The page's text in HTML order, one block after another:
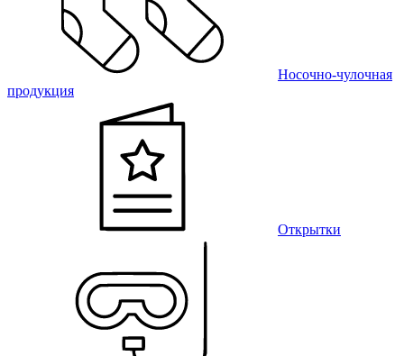
Носочно-чулочная
продукция
Открытки